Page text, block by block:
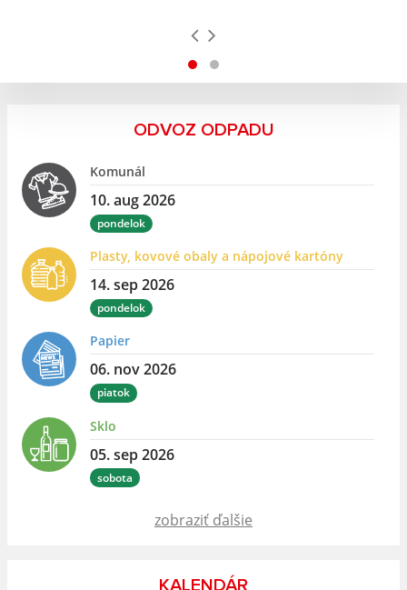
ODVOZ ODPADU
Komunál
10. aug 2026
pondelok
Plasty, kovové obaly a nápojové kartóny
14. sep 2026
pondelok
Papier
06. nov 2026
piatok
Sklo
05. sep 2026
sobota
zobraziť ďalšie
KALENDÁR